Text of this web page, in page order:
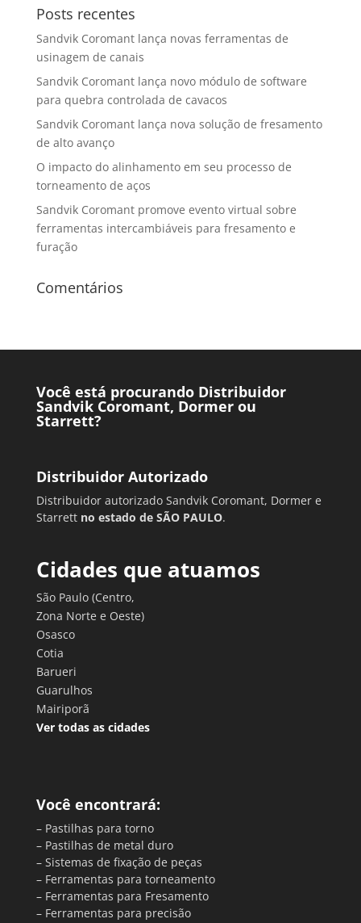
Posts recentes
Sandvik Coromant lança novas ferramentas de
usinagem de canais
Sandvik Coromant lança novo módulo de software
para quebra controlada de cavacos
Sandvik Coromant lança nova solução de fresamento
de alto avanço
O impacto do alinhamento em seu processo de
torneamento de aços
Sandvik Coromant promove evento virtual sobre
ferramentas intercambiáveis para fresamento e
furação
Comentários
Você está procurando Distribuidor
Sandvik Coromant, Dormer ou
Starrett?
Distribuidor Autorizado
Distribuidor autorizado Sandvik Coromant, Dormer e
Starrett no estado de SÃO PAULO.
Cidades que atuamos
São Paulo (Centro,
Zona Norte e Oeste)
Osasco
Cotia
Barueri
Guarulhos
Mairiporã
Ver todas as cidades
Você encontrará:
– Pastilhas para torno
– Pastilhas de metal duro
– Sistemas de fixação de peças
– Ferramentas para torneamento
– Ferramentas para Fresamento
– Ferramentas para precisão